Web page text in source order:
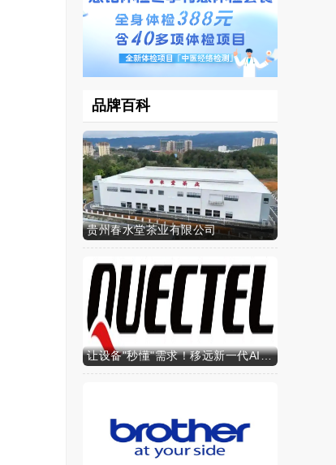
品牌百科
贵州春水堂茶业有限公司
让设备"秒懂"需求！移远新一代AI算力智能模组SH603FC硬核来袭